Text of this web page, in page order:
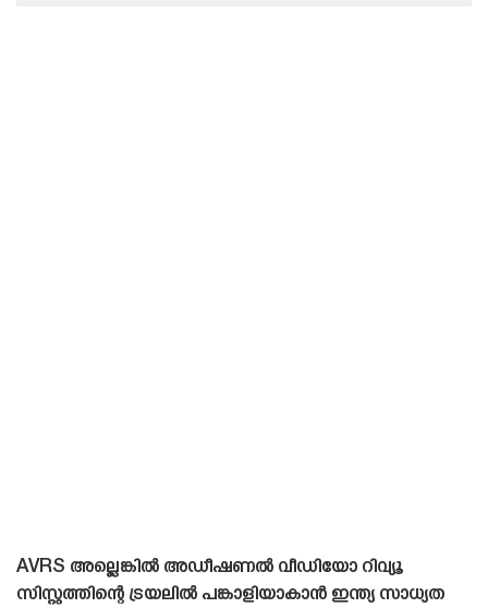
AVRS അല്ലെങ്കിൽ അഡീഷണൽ വീഡിയോ റിവ്യൂ
സിസ്റ്റത്തിന്റെ ട്രയലിൽ പങ്കാളിയാകാൻ ഇന്ത്യ സാധ്യത